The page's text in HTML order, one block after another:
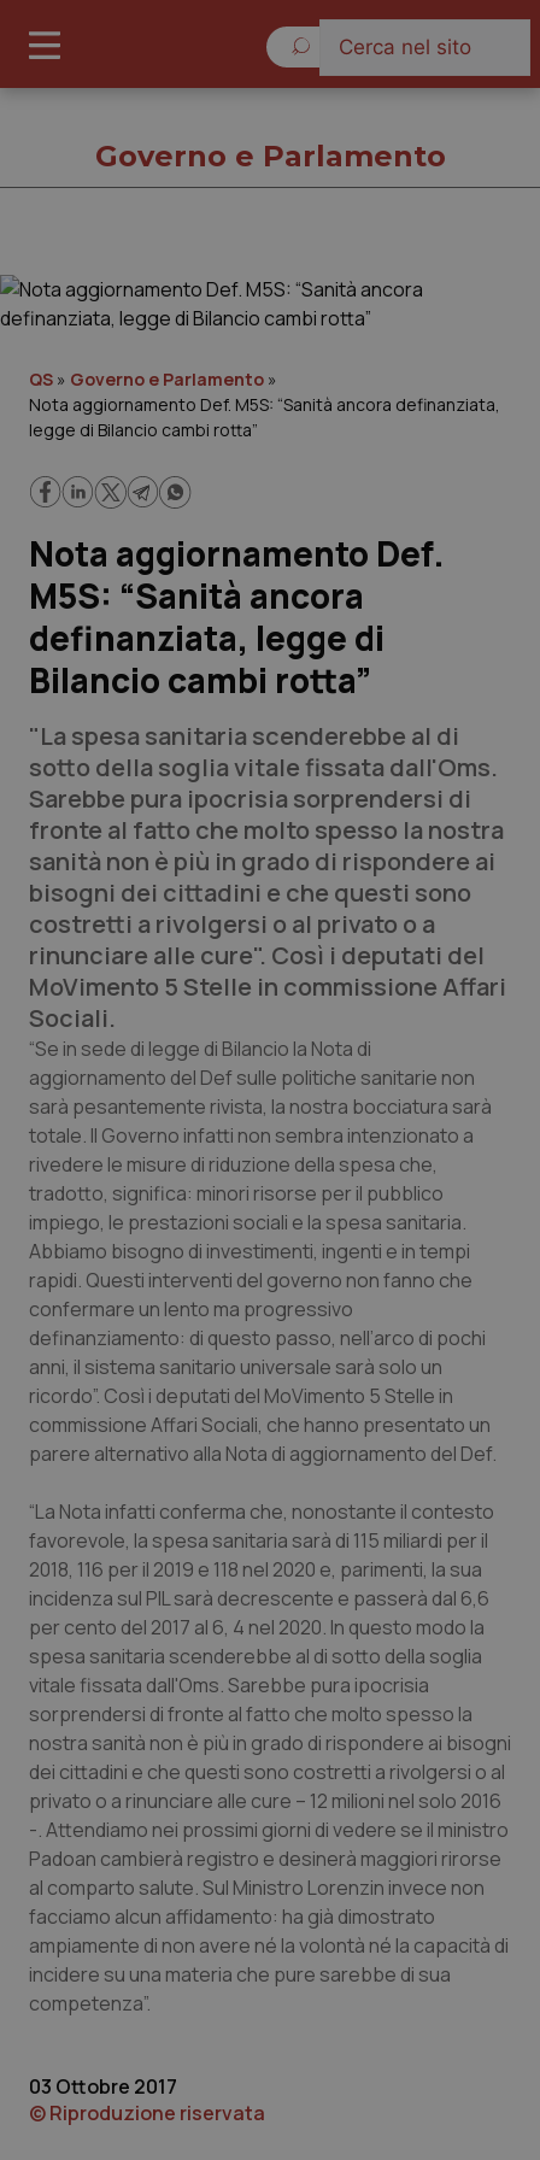
Governo e Parlamento
Regioni e Asl
Lavoro e Professioni
Scienza e Farmaci
Studi e Analisi
Lettere al direttore
Edizioni Regionali
QS Pro
Professionisti Sanitari.AI
Abruzzo
Basilicata
Calabria
Campania
Emilia-Romagna
Friuli Venezia Giulia
Lazio
Liguria
Marche
Molise
Piemonte
Provincia Autonoma di Bolzano
Provincia Autonoma di Trento
Puglia
Sardegna
Sicilia
Umbria
QS Pro Gold
Artrite & artrosi
Asma & BPCO
Car-T
Colesterolo & coronaropatie
Dermatite Atopica
Diabete & glucometri
Disturbi dell’umore
Donna & Salute
Epatiti
HIV
Infezioni & Febbre
Ipertensione & Scompenso
Malattie rare
Malattia di Crohn & Rettocolite Ulcerosa
Neuroscienze & patologie neurodegenerative
Oftalmologia
QS Club
Governo e Parlamento
QS » Governo e Parlamento »
Nota aggiornamento Def. M5S: “Sanità ancora definanziata,
legge di Bilancio cambi rotta”
Nota aggiornamento Def.
M5S: “Sanità ancora
definanziata, legge di
Bilancio cambi rotta”
"La spesa sanitaria scenderebbe al di
sotto della soglia vitale fissata dall'Oms.
Sarebbe pura ipocrisia sorprendersi di
fronte al fatto che molto spesso la nostra
sanità non è più in grado di rispondere ai
bisogni dei cittadini e che questi sono
costretti a rivolgersi o al privato o a
rinunciare alle cure". Così i deputati del
MoVimento 5 Stelle in commissione Affari
Sociali.
“Se in sede di legge di Bilancio la Nota di
aggiornamento del Def sulle politiche sanitarie non
sarà pesantemente rivista, la nostra bocciatura sarà
totale. Il Governo infatti non sembra intenzionato a
rivedere le misure di riduzione della spesa che,
tradotto, significa: minori risorse per il pubblico
impiego, le prestazioni sociali e la spesa sanitaria.
Abbiamo bisogno di investimenti, ingenti e in tempi
rapidi. Questi interventi del governo non fanno che
confermare un lento ma progressivo
definanziamento: di questo passo, nell’arco di pochi
anni, il sistema sanitario universale sarà solo un
ricordo”. Così i deputati del MoVimento 5 Stelle in
commissione Affari Sociali, che hanno presentato un
parere alternativo alla Nota di aggiornamento del Def.
“La Nota infatti conferma che, nonostante il contesto
favorevole, la spesa sanitaria sarà di 115 miliardi per il
2018, 116 per il 2019 e 118 nel 2020 e, parimenti, la sua
incidenza sul PIL sarà decrescente e passerà dal 6,6
per cento del 2017 al 6, 4 nel 2020. In questo modo la
spesa sanitaria scenderebbe al di sotto della soglia
vitale fissata dall'Oms. Sarebbe pura ipocrisia
sorprendersi di fronte al fatto che molto spesso la
nostra sanità non è più in grado di rispondere ai bisogni
dei cittadini e che questi sono costretti a rivolgersi o al
privato o a rinunciare alle cure – 12 milioni nel solo 2016
-. Attendiamo nei prossimi giorni di vedere se il ministro
Padoan cambierà registro e desinerà maggiori rirorse
al comparto salute. Sul Ministro Lorenzin invece non
facciamo alcun affidamento: ha già dimostrato
ampiamente di non avere né la volontà né la capacità di
incidere su una materia che pure sarebbe di sua
competenza”.
03 Ottobre 2017
© Riproduzione riservata